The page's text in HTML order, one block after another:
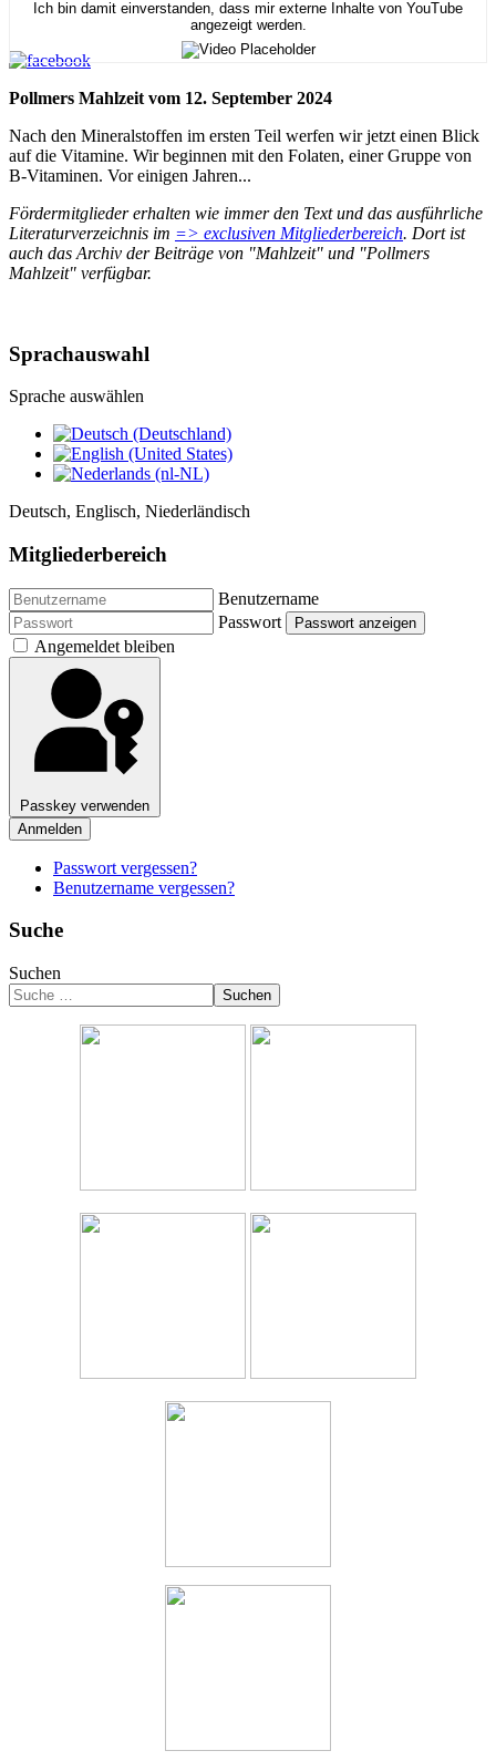
Ich bin damit einverstanden, dass mir externe Inhalte von YouTube
angezeigt werden.
Pollmers Mahlzeit vom 12. September 2024
Nach den Mineralstoffen im ersten Teil werfen wir jetzt einen Blick
auf die Vitamine. Wir beginnen mit den Folaten, einer Gruppe von
B-Vitaminen. Vor einigen Jahren...
Fördermitglieder erhalten wie immer den Text und das ausführliche
Literaturverzeichnis im => exclusiven Mitgliederbereich. Dort ist
auch das Archiv der Beiträge von "Mahlzeit" und "Pollmers
Mahlzeit" verfügbar.
Sprachauswahl
Sprache auswählen
Deutsch, Englisch, Niederländisch
Mitgliederbereich
Benutzername
Passwort
Passwort anzeigen
Angemeldet bleiben
Passkey verwenden
Anmelden
Passwort vergessen?
Benutzername vergessen?
Suche
Suchen
Suchen